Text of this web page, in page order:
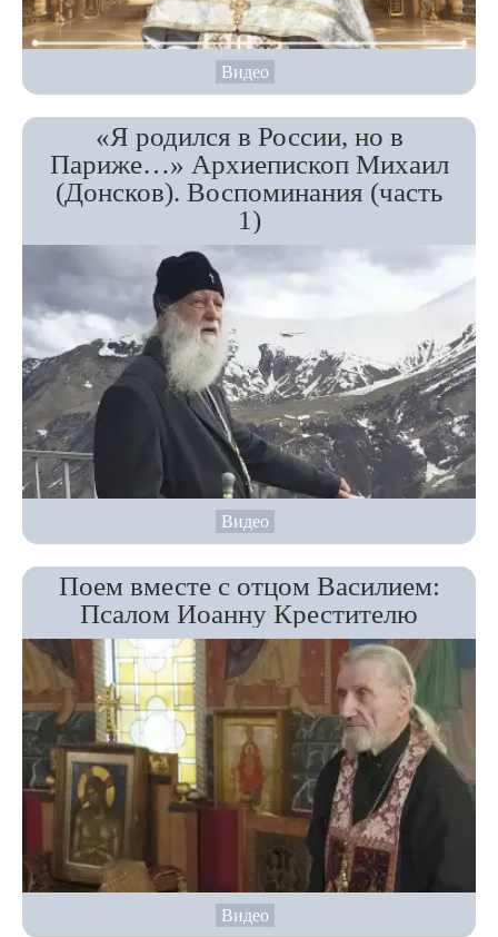
Видео
«Я родился в России, но в
Париже…» Архиепископ Михаил
(Донсков). Воспоминания (часть
1)
Видео
Поем вместе с отцом Василием:
Псалом Иоанну Крестителю
Видео